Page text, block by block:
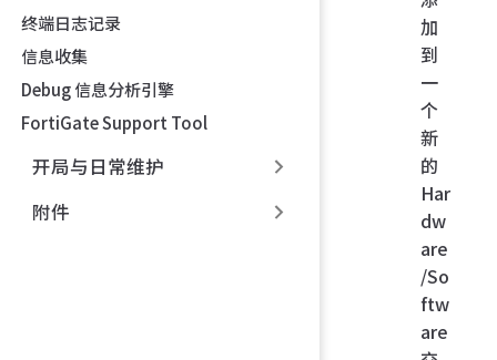
终端日志记录
信息收集
Debug 信息分析引擎
FortiGate Support Tool
开局与日常维护
附件
加
到
一
个
新
的
Har
dw
are
/So
ftw
are